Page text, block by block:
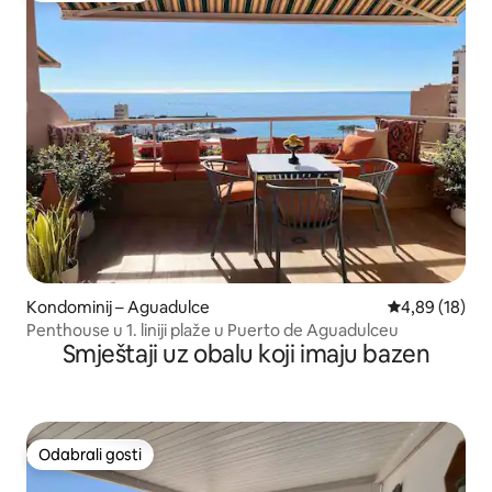
Kondominij – Aguadulce Prosječna
4,89 (18)
Penthouse u 1. liniji plaže u Puerto de Aguadulceu
Smještaji uz obalu koji imaju bazen
Odabrali gosti
Odabrali gosti